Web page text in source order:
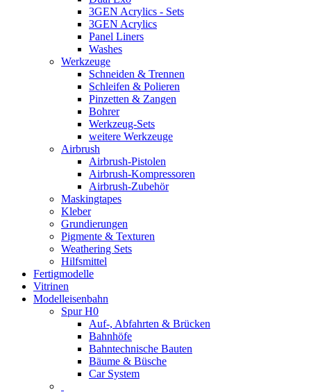
3GEN Acrylics - Sets
3GEN Acrylics
Panel Liners
Washes
Werkzeuge
Schneiden & Trennen
Schleifen & Polieren
Pinzetten & Zangen
Bohrer
Werkzeug-Sets
weitere Werkzeuge
Airbrush
Airbrush-Pistolen
Airbrush-Kompressoren
Airbrush-Zubehör
Maskingtapes
Kleber
Grundierungen
Pigmente & Texturen
Weathering Sets
Hilfsmittel
Fertigmodelle
Vitrinen
Modelleisenbahn
Spur H0
Auf-, Abfahrten & Brücken
Bahnhöfe
Bahntechnische Bauten
Bäume & Büsche
Car System